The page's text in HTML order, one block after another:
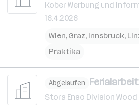
Kober Werbung und
16.4.2026
Wien, Graz, Innsbruck,
Praktika
Abgelaufen
Stora Enso Division